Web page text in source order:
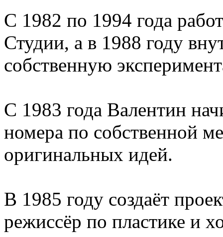
С 1982 по 1994 года
Студии, а в 1988 году
собственную
С 1983 года Валентин
номера по собственной
оригинальных идей.
В 1985 году создаёт
режиссёр по пластике и